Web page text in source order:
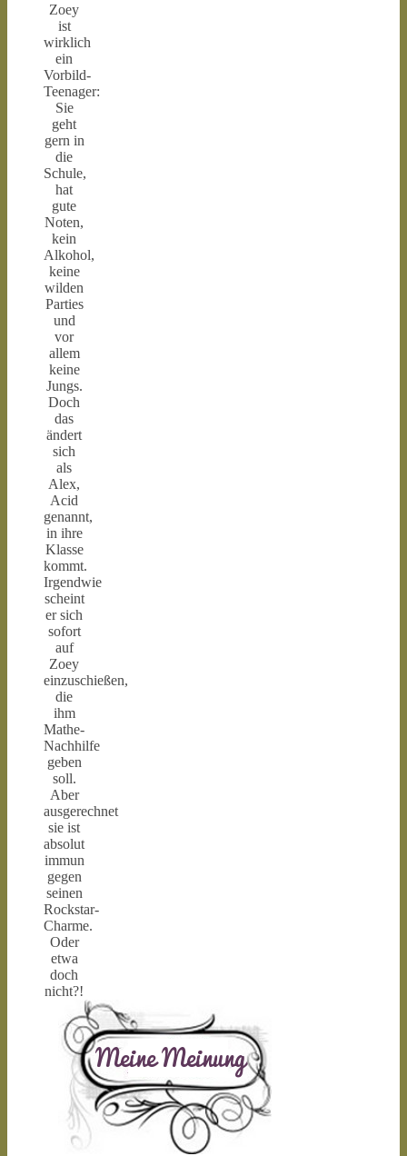
Zoey
ist
wirklich
ein
Vorbild-
Teenager:
Sie
geht
gern in
die
Schule,
hat
gute
Noten,
kein
Alkohol,
keine
wilden
Parties
und
vor
allem
keine
Jungs.
Doch
das
ändert
sich
als
Alex,
Acid
genannt,
in ihre
Klasse
kommt.
Irgendwie
scheint
er sich
sofort
auf
Zoey
einzuschießen,
die
ihm
Mathe-
Nachhilfe
geben
soll.
Aber
ausgerechnet
sie ist
absolut
immun
gegen
seinen
Rockstar-
Charme.
Oder
etwa
doch
nicht?!